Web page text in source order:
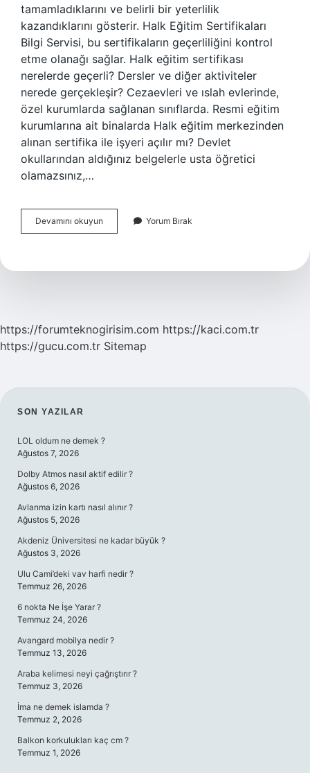
tamamladıklarını ve belirli bir yeterlilik
kazandıklarını gösterir. Halk Eğitim Sertifikaları
Bilgi Servisi, bu sertifikaların geçerliliğini kontrol
etme olanağı sağlar. Halk eğitim sertifikası
nerelerde geçerli? Dersler ve diğer aktiviteler
nerede gerçekleşir? Cezaevleri ve ıslah evlerinde,
özel kurumlarda sağlanan sınıflarda. Resmi eğitim
kurumlarına ait binalarda Halk eğitim merkezinden
alınan sertifika ile işyeri açılır mı? Devlet
okullarından aldığınız belgelerle usta öğretici
olamazsınız,…
Devamını okuyun
Eğitimin
Geçerli
Yorum Bırak
https://forumteknogirisim.com https://kaci.com.tr
https://gucu.com.tr Sitemap
SIDEBAR
SON YAZILAR
LOL oldum ne demek ?
Ağustos 7, 2026
Dolby Atmos nasıl aktif edilir ?
Ağustos 6, 2026
Avlanma izin kartı nasıl alınır ?
Ağustos 5, 2026
Akdeniz Üniversitesi ne kadar büyük ?
Ağustos 3, 2026
Ulu Cami’deki vav harfi nedir ?
Temmuz 26, 2026
6 nokta Ne İşe Yarar ?
Temmuz 24, 2026
Avangard mobilya nedir ?
Temmuz 13, 2026
Araba kelimesi neyi çağrıştırır ?
Temmuz 3, 2026
İma ne demek islamda ?
Temmuz 2, 2026
Balkon korkulukları kaç cm ?
Temmuz 1, 2026